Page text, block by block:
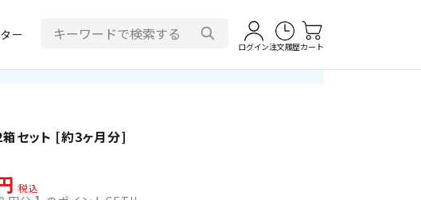
ー
ログイン注文履歴カート
箱セット [約3ヶ月分]
税込